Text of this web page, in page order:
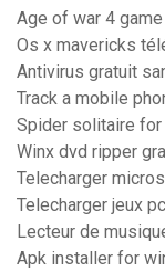
Age of war 4 game
Os x mavericks
Antivirus gratuit
Track a mobile
Spider solitaire
Winx dvd ripper
Telecharger
Telecharger jeux
Lecteur de
Apk installer for